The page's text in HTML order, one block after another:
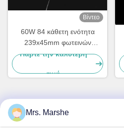
Βίντεο
60W 84 κάθετη ενότητα
239x45mm φωτεινών
σηματοδοτών σημείων
Πάρτε την καλύτερη
τιμή
Γρήγορη επικοινωνία
Mrs. Marshe